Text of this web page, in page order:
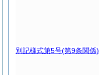
別記様式第5号(第9条関係)